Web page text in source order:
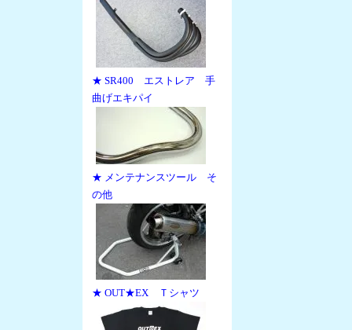
★ SR400 エストレア 手
曲げエキパイ
★ メンテナンスツール そ
の他
★ OUT★EX Ｔシャツ